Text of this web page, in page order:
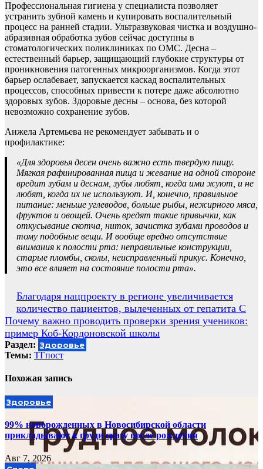
Профессиональная гигиена у специалиста позволяет
устранить зубной камень и купировать воспалительный
процесс на ранней стадии. Ультразвуковая чистка и воздушно-
абразивная обработка зубов сейчас доступны в
стоматологических поликлиниках по ОМС. Десна –
естественный барьер, защищающий глубокие структуры от
проникновения патогенных микроорганизмов. Когда этот
барьер ослабевает, запускается каскад воспалительных
процессов, способных привести к потере даже абсолютно
здоровых зубов. Здоровые десны – основа, без которой
невозможно сохранение зубов.
Анжела Артемьева не рекомендует забывать и о
профилактике:
«Для здоровья десен очень важно есть твердую пищу.
Мягкая рафинированная пища и жевание на одной стороне
вредит зубам и деснам, зубы любят, когда ими жуют, и не
любят, когда их не используют. И, конечно, правильное
питание: меньше углеводов, больше рыбы, нежирного мяса,
фруктов и овощей. Очень вредят такие привычки, как
откусывание скотча, ниток, зачистка зубами проводов и
тому подобные вещи. И вообще вредно отсутствие
внимания к полости рта: неправильные конструкции,
старые пломбы, сколы, неисправленный прикус. Конечно,
это все влияет на состояние полости рта».
Навигация
по
записям
Благодаря нацпроекту в регионе увеличивается
количество пациентов, вылеченных от гепатита С
Почему важно проводить проверки зрения учеников:
пример Коб-Кордоновской школы
Раздел: Здоровье
Темы: ТГпост
Похожая запись
Здоровье
99% новорожденных в Новосибирской области
прикладывают к груди сразу после рождения
Авг 7, 2026